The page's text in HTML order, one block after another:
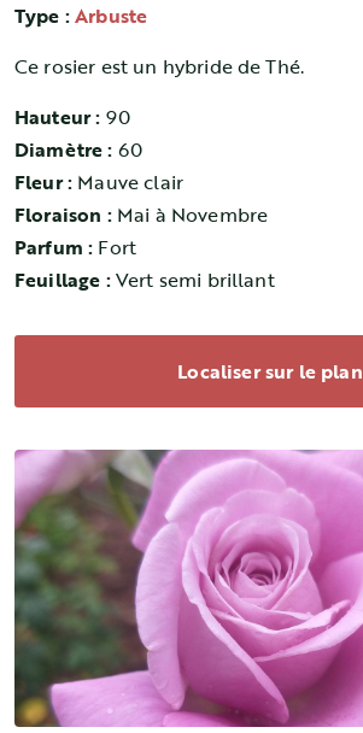
Type :Arbuste
Ce rosier est un hybride de Thé.
Hauteur : 90
Diamètre : 60
Fleur : Mauve clair
Floraison : Mai à Novembre
Parfum : Fort
Feuillage :Vert semi brillant
Localiser sur le plan